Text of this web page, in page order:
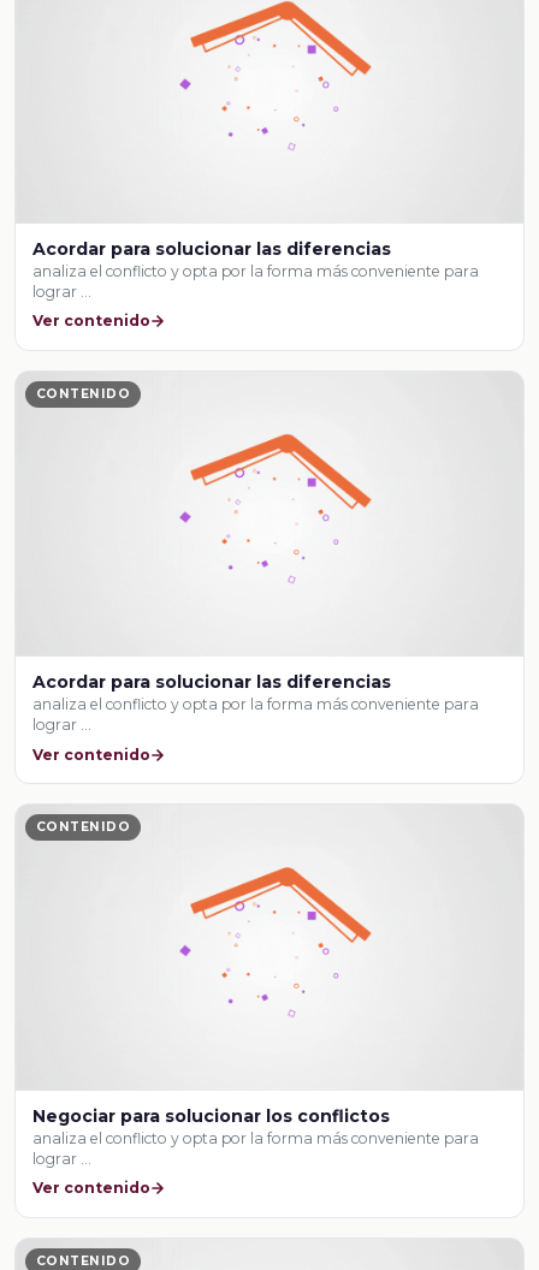
Acordar para solucionar las diferencias
analiza el conflicto y opta por la forma más conveniente para
lograr …
Ver contenido
CONTENIDO
Acordar para solucionar las diferencias
analiza el conflicto y opta por la forma más conveniente para
lograr …
Ver contenido
CONTENIDO
Negociar para solucionar los conflictos
analiza el conflicto y opta por la forma más conveniente para
lograr …
Ver contenido
CONTENIDO